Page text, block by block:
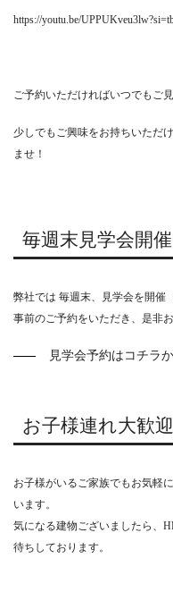
https://youtu.be/
ご予約いただければいつでもご
少しでもご興味をお持ちいただ
ませ！
毎週末見学会開催
弊社では 毎週末、見学会を開催
事前のご予約をいただき、是非
見学会予約はコチラ
お子様連れ大歓
お子様がいるご家族でもお気軽
います。
気になる建物ございましたら、
待ちしております。